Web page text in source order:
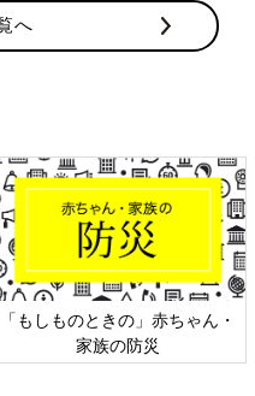
へ
六星占術 細木かおりさんの人生
相談